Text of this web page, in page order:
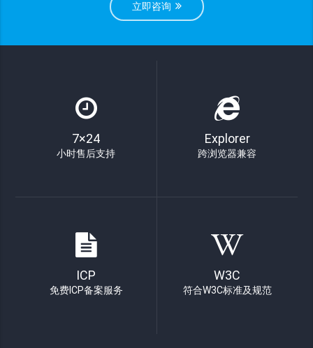
立即咨询
7×24
小时售后支持
Explorer
跨浏览器兼容
ICP
免费ICP备案服务
W3C
符合W3C标准及规范